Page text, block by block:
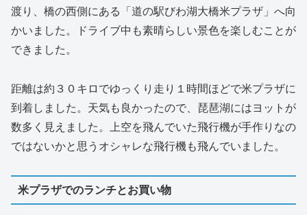
渡り、橋の西側にある「道の駅びわ湖大橋米プラザ」へ向
かいました。ドライブ中も素晴らしい景色を楽しむことが
できました。
距離は約３０キロでゆっくり走り１時間ほどで米プラザに
到着しました。天気も良かったので、琵琶湖にはヨットが
数多く見えました。上空を飛んでいた飛行機が手作りなの
ではないかと思うオシャレな飛行機も飛んでいました。
米プラザでのランチとお買い物